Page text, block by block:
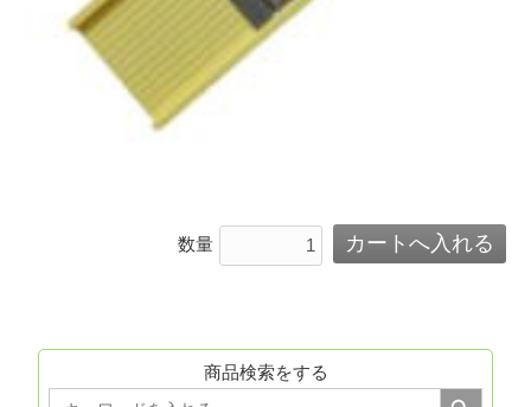
数量
商品検索をする
Search
Search Button